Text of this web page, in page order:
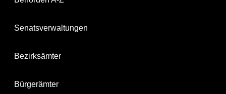
Senatsverwaltungen
Bezirksämter
Bürgerämter